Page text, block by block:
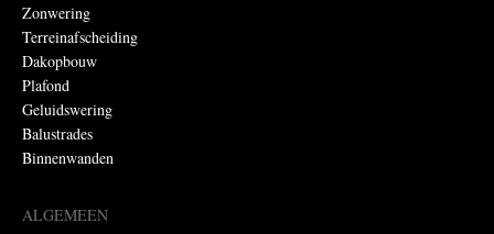
Zonwering
Terreinafscheiding
Dakopbouw
Plafond
Geluidswering
Balustrades
Binnenwanden
ALGEMEEN